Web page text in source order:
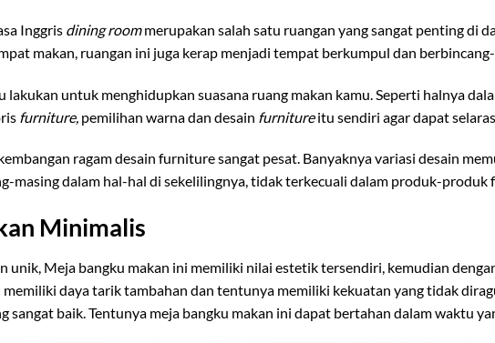
Inggris dining roommerupakan salah satu ruangan yang sangat penting di
makan, ruangan ini juga kerap menjadi tempat berkumpul dan
lakukan untuk menghidupkan suasana ruang makan kamu. Seperti halnya
furniture, pemilihan warna dan desain furnitureitu sendiri agar dapat
ragam desain furniture sangat pesat. Banyaknya variasi desain
masing dalam hal-hal di sekelilingnya, tidak terkecuali dalam produk-produk
Minimalis
unik, Meja bangku makan ini memiliki nilai estetik tersendiri, kemudian
daya tarik tambahan dan tentunya memiliki kekuatan yang tidak
sangat baik. Tentunya meja bangku makan ini dapat bertahan dalam waktu